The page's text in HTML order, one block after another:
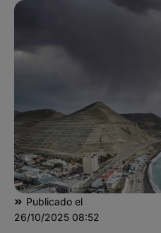
Publicado el
26/10/2025 08:52